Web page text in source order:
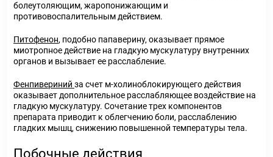
болеутоляющим, жаропонижающим и
противовоспалительным действием.
Питофенон, подобно папаверину, оказывает прямое
миотропное действие на гладкую мускулатуру внутренних
органов и вызывает ее расслабление.
Фенпивериний за счет м-холиноблокирующего действия
оказывает дополнительное расслабляющее воздействие на
гладкую мускулатуру. Сочетание трех компонентов
препарата приводит к облегчению боли, расслаблению
гладких мышц, снижению повышенной температуры тела.
Побочные действия